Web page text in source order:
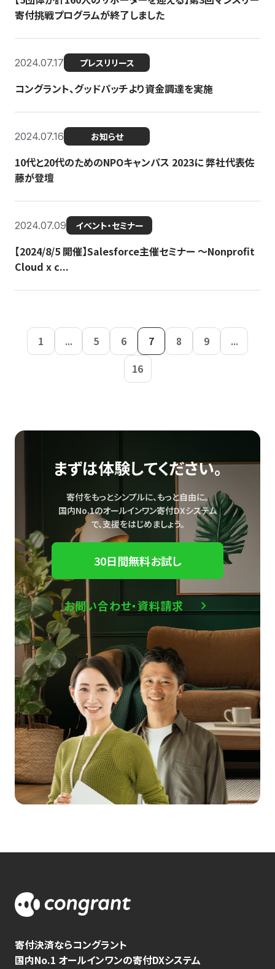
寄付挑戦プログラムが終了しました
2024.07.17 プレスリリース
コングラント、グッドパッチより資金調達を実施
2024.07.16 お知らせ
10代と20代のためのNPOキャンパス 2023に 弊社代表佐
藤が登壇
2024.07.09 イベント・セミナー
【2024/8/5 開催】Salesforce主催セミナー 〜Nonprofit
Cloud x c...
1 ... 5 6 7 8 9
...
16
まずは体験してください。
寄付をもっとシンプルに、もっと自由に。
国内No.1のオールインワン寄付DXシステム
で、支援をはじめましょう。
30日間無料お試し
お問い合わせ・資料請求
寄付決済ならコングラント
国内No.1 オールインワンの寄付DXシステム